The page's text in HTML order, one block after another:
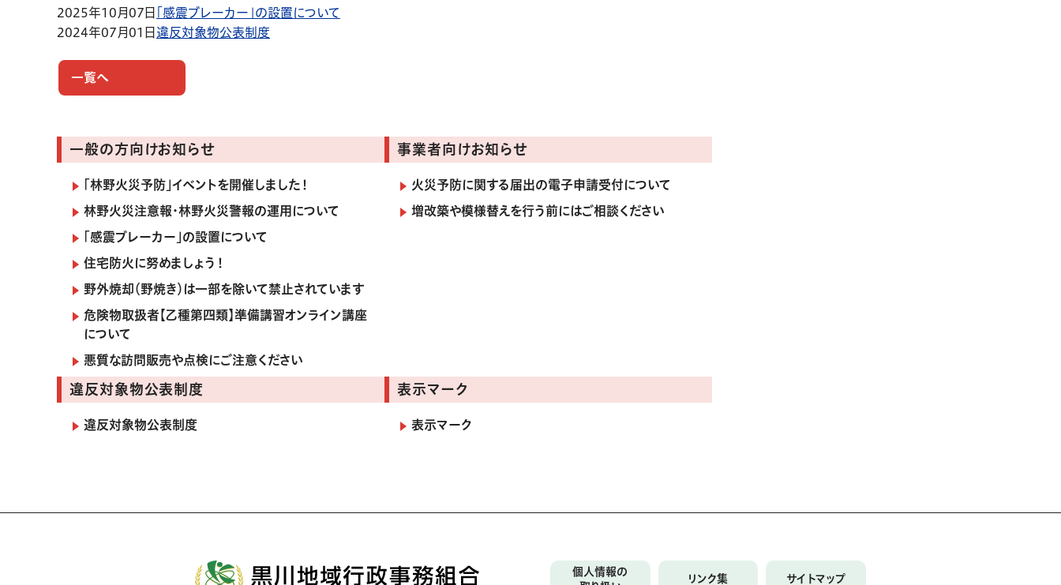
2025年10月07日
「感震ブレーカー」の設置について
2024年07月01日 違反対象物公表制度
一覧へ
一般の方向けお知らせ
「林野火災予防」イベントを開催しました！
林野火災注意報・林野火災警報の運用について
「感震ブレーカー」の設置について
住宅防火に努めましょう！
野外焼却（野焼き）は一部を除いて禁止されています
危険物取扱者【乙種第四類】準備講習オンライン講座
について
悪質な訪問販売や点検にご注意ください
事業者向けお知らせ
火災予防に関する届出の電子申請受付について
増改築や模様替えを行う前にはご相談ください
違反対象物公表制度
違反対象物公表制度
表示マーク
表示マーク
個人情報の
リンク集 サイトマップ